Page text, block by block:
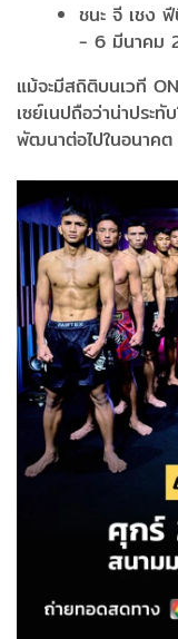
ชนะ จี เชง
- 6 มีนาคม
แม้จะมีสถิติบนเวที
เซย์เนปถือว่าน่าประ
พัฒนาต่อไปในอนาคต